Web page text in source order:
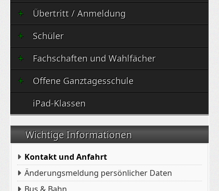
Übertritt / Anmeldung
Schüler
Fachschaften und Wahlfächer
Offene Ganztagesschule
iPad-Klassen
Wichtige Informationen
Kontakt und Anfahrt
Änderungsmeldung persönlicher Daten